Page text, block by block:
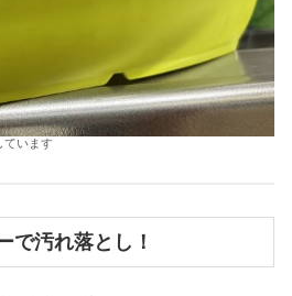
ています
で汚れ落とし！